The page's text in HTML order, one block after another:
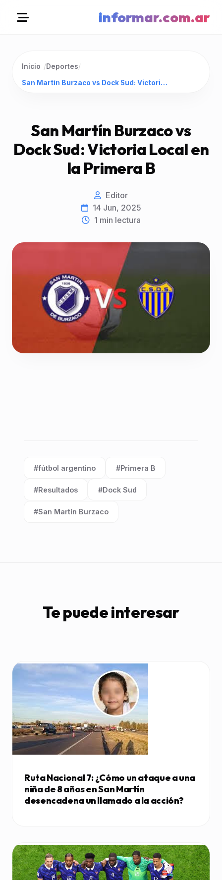
informar.com.ar
Inicio /Deportes/
San Martín Burzaco vs Dock Sud: Victoria Local en la Primera B
San Martín Burzaco vs
Dock Sud: Victoria Local en
la Primera B
Editor
14 Jun, 2025
1 min lectura
Etiqueta:
#fútbol argentino
Etiqueta:
#Primera B
Etiqueta:
#Resultados
Etiqueta:
#Dock Sud
Etiqueta:
#San Martín Burzaco
Te puede interesar
Ruta Nacional 7: ¿Cómo un ataque a una
niña de 8 años en San Martín
desencadena un llamado a la acción?